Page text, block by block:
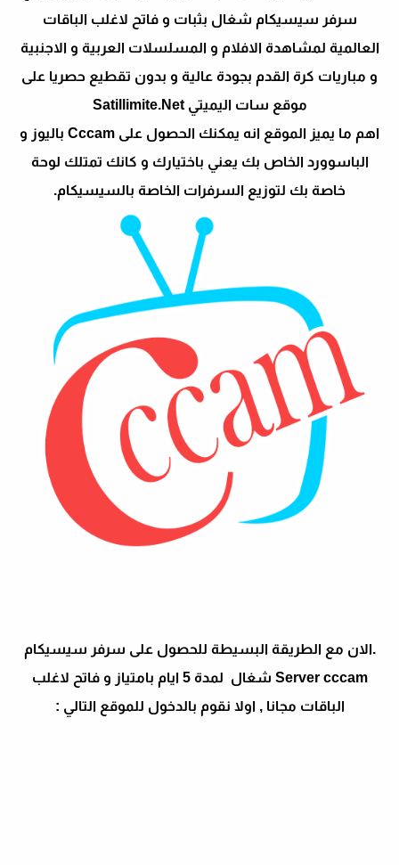
سرفر سيسيكام شغال بثبات و فاتح لاغلب الباقات
العالمية لمشاهدة الافلام و المسلسلات العربية و الاجنبية
و مباريات كرة القدم بجودة عالية و بدون تقطيع حصريا على
موقع سات اليميتي Satillimite.Net
اهم ما يميز الموقع انه يمكنك الحصول على Cccam باليوز و
الباسوورد الخاص بك يعني باختيارك و كانك تمتلك لوحة
خاصة بك لتوزيع السرفرات الخاصة بالسيسيكام.
.الان مع الطريقة البسيطة للحصول على سرفر سيسيكام
Server cccam شغال لمدة 5 ايام بامتياز و فاتح لاغلب
الباقات مجانا , اولا نقوم بالدخول للموقع التالي :